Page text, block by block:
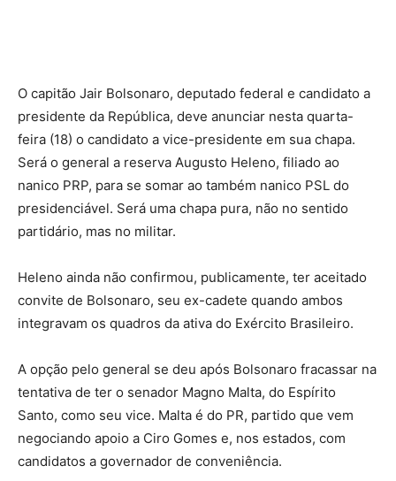
O capitão Jair Bolsonaro, deputado federal e candidato a
presidente da República, deve anunciar nesta quarta-
feira (18) o candidato a vice-presidente em sua chapa.
Será o general a reserva Augusto Heleno, filiado ao
nanico PRP, para se somar ao também nanico PSL do
presidenciável. Será uma chapa pura, não no sentido
partidário, mas no militar.
Heleno ainda não confirmou, publicamente, ter aceitado
convite de Bolsonaro, seu ex-cadete quando ambos
integravam os quadros da ativa do Exército Brasileiro.
A opção pelo general se deu após Bolsonaro fracassar na
tentativa de ter o senador Magno Malta, do Espírito
Santo, como seu vice. Malta é do PR, partido que vem
negociando apoio a Ciro Gomes e, nos estados, com
candidatos a governador de conveniência.